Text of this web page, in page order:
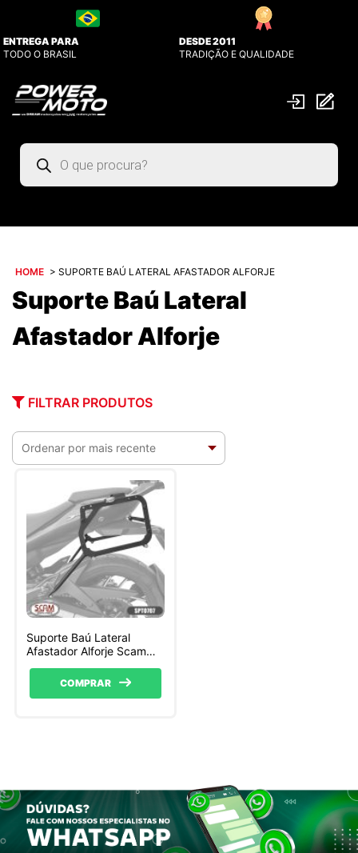
ENTREGA PARA
TODO O BRASIL
DESDE 2011
TRADIÇÃO E QUALIDADE
Pesquisar
produtos
HOME > SUPORTE BAÚ LATERAL AFASTADOR ALFORJE
Suporte Baú Lateral
Afastador Alforje
FILTRAR PRODUTOS
Suporte Baú Lateral
Afastador Alforje Scam
COMPRAR